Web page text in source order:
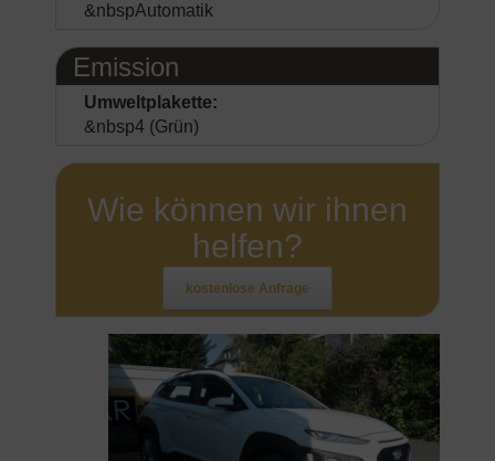
&nbspAutomatik
Emission
Umweltplakette:
&nbsp4 (Grün)
Wie können wir ihnen
helfen?
kostenlose Anfrage